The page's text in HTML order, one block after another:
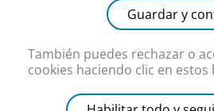
Guardar y
También puedes rechazar o
cookies haciendo clic en estos